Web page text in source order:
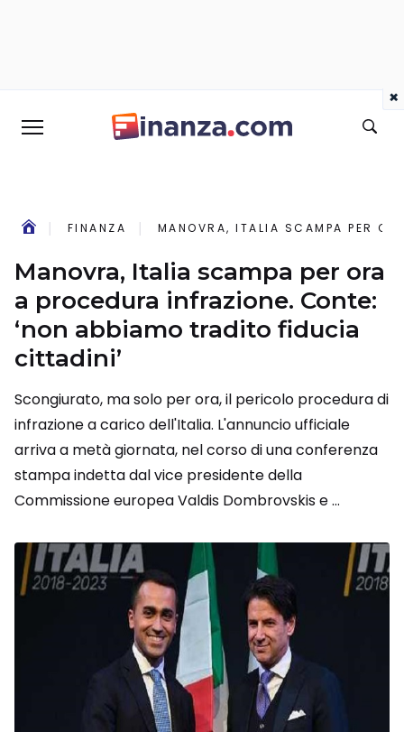
FINANZA MANOVRA, ITALIA SCAMPA PER
Manovra, Italia scampa per ora
a procedura infrazione. Conte:
‘non abbiamo tradito fiducia
cittadini’
Scongiurato, ma solo per ora, il pericolo procedura di
infrazione a carico dell'Italia. L'annuncio ufficiale
arriva a metà giornata, nel corso di una conferenza
stampa indetta dal vice presidente della
Commissione europea Valdis Dombrovskis e ...
×